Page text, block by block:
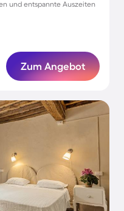
und entspannte Auszeiten
Zum Angebot